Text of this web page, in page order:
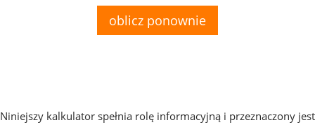
oblicz ponownie
Niniejszy kalkulator spełnia rolę informacyjną i przeznaczony jest